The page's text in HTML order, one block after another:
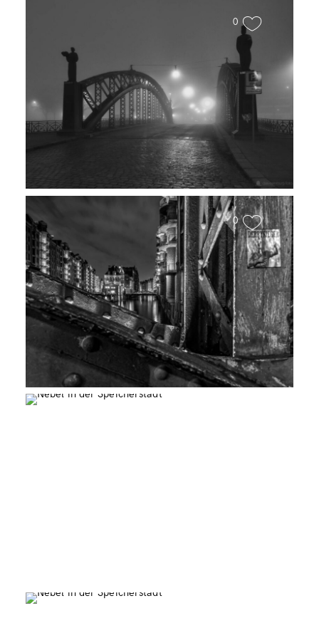
0
Nebel in Hamburg
0
Poggenmühlen-Brücke
St. Katharinen